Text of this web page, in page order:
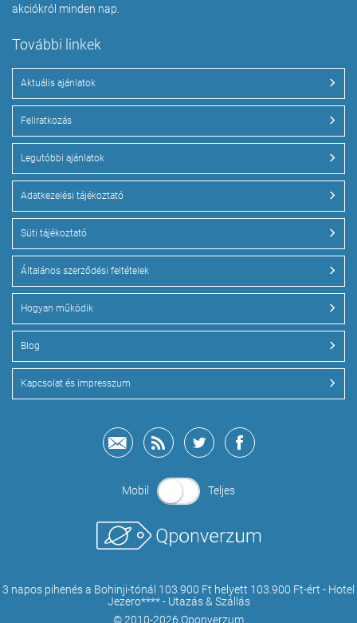
akciókról minden nap.
További linkek
Aktuális ajánlatok
Feliratkozás
Legutóbbi ajánlatok
Adatkezelési tájékoztató
Süti tájékoztató
Általános szerződési feltételek
Hogyan működik
Blog
Kapcsolat és impresszum
Mobil Teljes
3 napos pihenés a Bohinji-tónál 103.900 Ft helyett 103.900 Ft-ért - Hotel
Jezero**** - Utazás & Szállás
© 2010-2026 Qponverzum